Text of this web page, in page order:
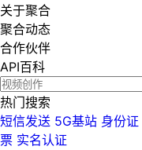
关于聚合
聚合动态
合作伙伴
API百科
热门搜索
短信发送 5G基站 身份证
票 实名认证